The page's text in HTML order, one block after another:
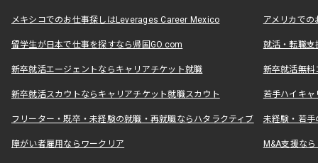
メキシコでのお仕事探しはLeverages Career Mexico アメリカで
留学生が日本で仕事を探すなら帰国GO.com 就活・転職
新卒就活エージェントならキャリアチケット就職 新卒就活無料
新卒就活スカウトならキャリアチケット就職スカウト 若手ハイキ
フリーター・既卒・未経験の就職・再就職ならハタラクティブ 未経験・若手
障がい者雇用ならワークリア M&A支援な